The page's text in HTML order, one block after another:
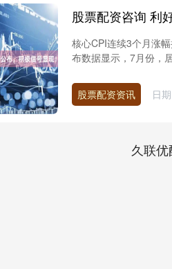
股票配资咨询 利
核心CPI连续3个月涨
布数据显示，7月份，
股票配资资讯 日
久联